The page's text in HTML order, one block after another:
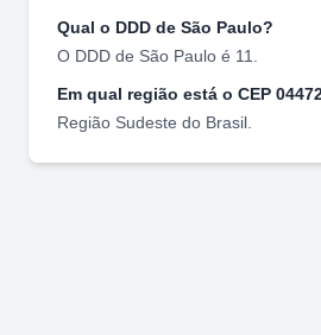
Qual o DDD de São Paulo?
O DDD de São Paulo é 11
Em qual região está o CEP
Região Sudeste do Brasil.